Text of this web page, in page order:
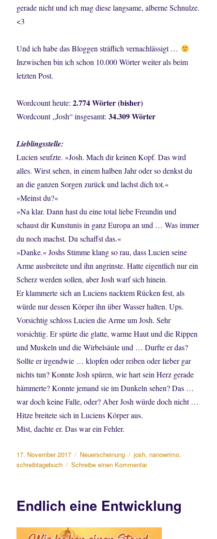
gerade nicht und ich mag diese langsame, alberne Schnulze.
<3
Und ich habe das Bloggen sträflich vernachlässigt …
Inzwischen bin ich schon 10.000 Wörter weiter als beim
letzten Post.
Wordcount heute:2.774 Wörter (bisher)
Wordcount „Josh“ insgesamt:34.309 Wörter
Lieblingsstelle:
Lucien seufzte. »Josh. Mach dir keinen Kopf. Das wird
alles. Wirst sehen, in einem halben Jahr oder so denkst du
an die ganzen Sorgen zurück und lachst dich tot.«
»Meinst du?«
»Na klar. Dann hast du eine total liebe Freundin und
schaust dir Kunstunis in ganz Europa an und … Was immer
du noch machst. Du schaffst das.«
»Danke.« Joshs Stimme klang so rau, dass Lucien seine
Arme ausbreitete und ihn angrinste. Hatte eigentlich nur ein
Scherz werden sollen, aber Josh warf sich hinein.
Er klammerte sich an Luciens nacktem Rücken fest, als
würde nur dessen Körper ihn über Wasser halten. Ups.
Vorsichtig schloss Lucien die Arme um Josh. Sehr
vorsichtig. Er spürte die glatte, warme Haut und die Rippen
und Muskeln und die Wirbelsäule und … Durfte er das?
Sollte er irgendwie … klopfen oder reiben oder lieber gar
nichts tun? Konnte Josh spüren, wie hart sein Herz gerade
hämmerte? Konnte jemand sie im Dunkeln sehen? Das …
war doch keine Falle, oder? Aber Josh würde doch nicht …
Hitze breitete sich in Luciens Körper aus.
Mist, dachte er. Das war ein Fehler.
Veröffentlicht
am
17. November 2017 Kategorien
Neuerscheinung Schlagwörter
josh, nanowrimo,
schreibtagebuch
Schreibe einen Kommentarzu
Glühweinwürmchen“
Endlich eine Entwicklung